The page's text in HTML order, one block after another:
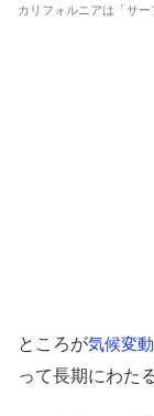
カリフォルニアは「サ
ところが気候変動
って長期にわた